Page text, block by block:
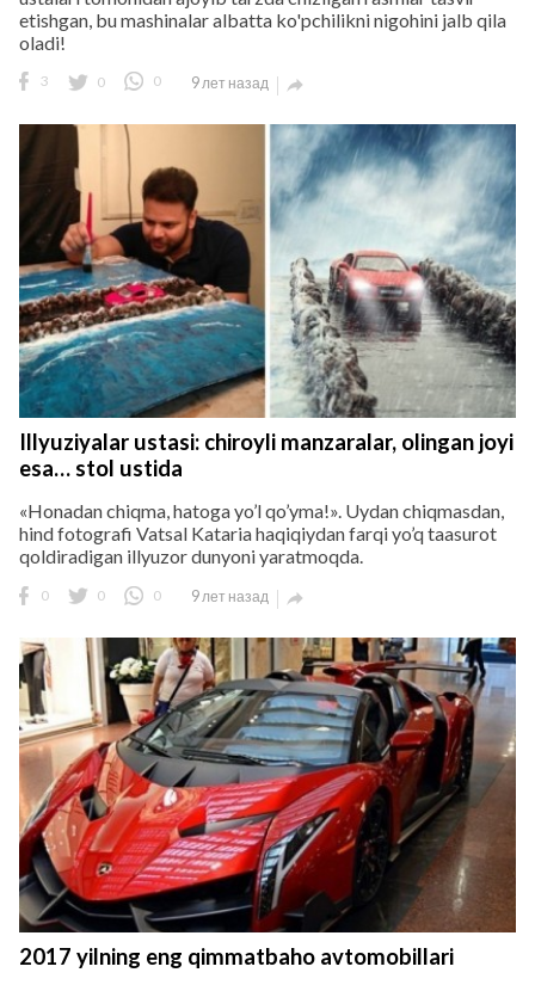
etishgan, bu mashinalar albatta ko'pchilikni nigohini jalb qila
oladi!
3 0 0 9 лет назад 
Illyuziyalar ustasi: chiroyli manzaralar, olingan joyi
esa… stol ustida
«Honadan chiqma, hatoga yo’l qo’yma!». Uydan chiqmasdan,
hind fotografi Vatsal Kataria haqiqiydan farqi yo’q taasurot
qoldiradigan illyuzor dunyoni yaratmoqda.
0 0 0 9 лет назад 
2017 yilning eng qimmatbaho avtomobillari